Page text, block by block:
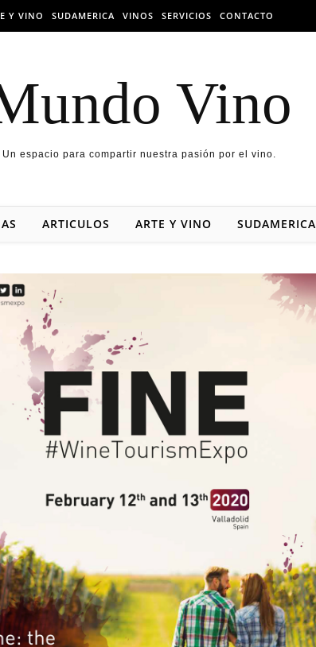
Y VINO SUDAMERICA VINOS SERVICIOS CONTACTO
Vino
Un espacio para compartir nuestra pasión por el vino.
ARTICULOS ARTE Y VINO SUDAMERICA